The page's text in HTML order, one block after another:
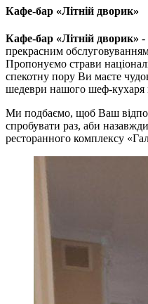
Кафе-бар «Літній дворик»
Кафе-бар «Літній дворик» -
прекрасним
Пропонуємо страви
спекотну пору Ви маєте
шедеври нашого шеф-кухаря
Ми подбаємо, щоб Ваш
спробувати раз, аби
ресторанного комплексу